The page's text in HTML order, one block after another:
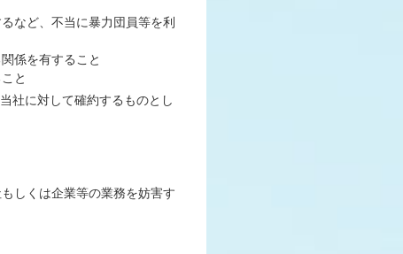
など、不当に暴力団員等を利
係を有すること
と
社に対して確約するものとし
しくは企業等の業務を妨害す